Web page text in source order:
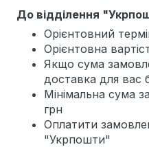
До відділення
Орієнтовний
Орієнтовна
Якщо сума
доставка для вас
Мінімальна сума
грн
Оплатити
"Укрпошти"